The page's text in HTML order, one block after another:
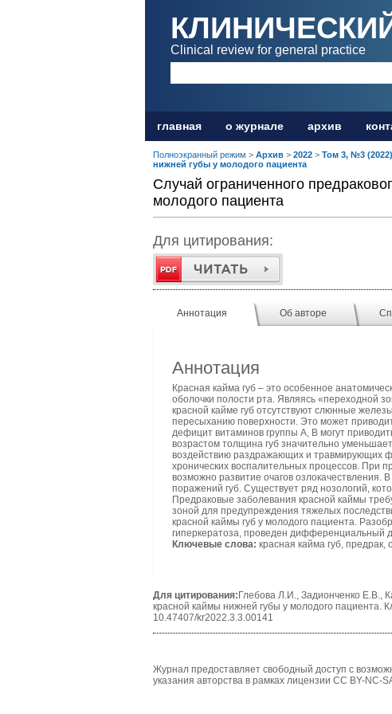
Clinical review for general practice
главная о журнале архив
Полноэкранный режим > Архив > 2022 > Том 3, №3 (2022)
нижней губы у молодого пациента
Случай ограниченного
молодого пациента
Для цитирования:
Аннотация Об авторе
Аннотация
Красная кайма губ – это особенное
оболочки полости рта. Являясь «переходной
красной кайме губ отсутствуют слюнные
пересыханию поверхности. Это может
дефицит витаминов группы А, В могут
возрастом толщина губ значительно
воздействию раздражающих и травмирующих
хронических воспалительных процессов. При
возможно развитие очагов озлокачествления.
поражений губ. Существует ряд нозологий,
Предраковые заболевания красной каймы
зоной для предупреждения тяжелых
красной каймы губ у молодого пациента.
гиперкератоза, проведен дифференциальный
Ключевые слова: красная кайма губ,
Для цитирования: Глебова Л.И., Задионченко Е.В.,
красной каймы нижней губы у молодого пациента.
10.47407/kr2022.3.3.00141
Журнал предоставляет свободный доступ с
указания авторства в рамках лицензии CC BY-NC-